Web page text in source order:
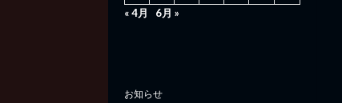
« 4月
6月 »
お知らせ